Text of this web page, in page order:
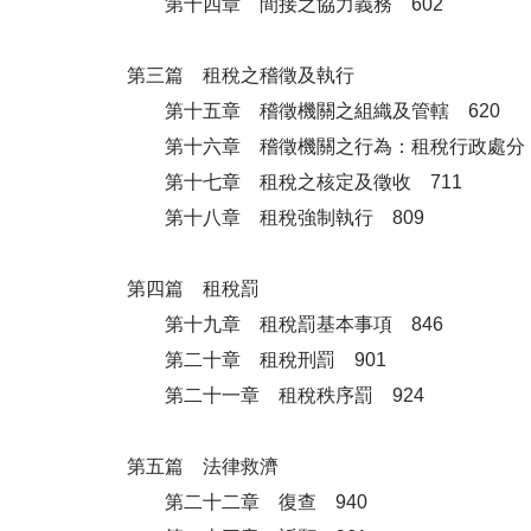
第十四章 間接之協力義務 602
第三篇 租稅之稽徵及執行
第十五章 稽徵機關之組織及管轄 620
第十六章 稽徵機關之行為：租稅行政處
第十七章 租稅之核定及徵收 711
第十八章 租稅強制執行 809
第四篇 租稅罰
第十九章 租稅罰基本事項 846
第二十章 租稅刑罰 901
第二十一章 租稅秩序罰 924
第五篇 法律救濟
第二十二章 復查 940